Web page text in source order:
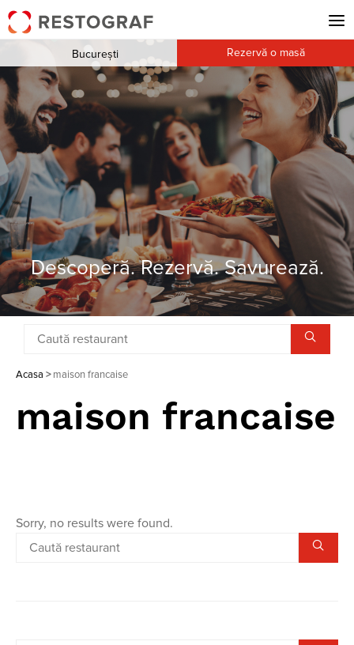
Descoperă. Rezervă. Savurează.
București Rezervă o masă
Acasa > maison francaise
maison francaise
Sorry, no results were found.